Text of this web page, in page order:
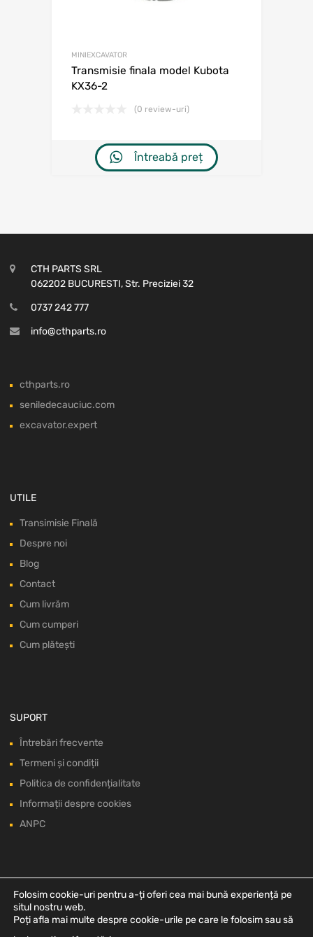
MINIEXCAVATOR
Transmisie finala model Kubota
KX36-2
(0 review-uri)
Întreabă preț
CTH PARTS SRL
062202 BUCURESTI, Str. Preciziei 32
0737 242 777
info@cthparts.ro
cthparts.ro
seniledecauciuc.com
excavator.expert
UTILE
Transimisie Finală
Despre noi
Blog
Contact
Cum livrăm
Cum cumperi
Cum plătești
SUPORT
Întrebări frecvente
Termeni și condiții
Politica de confidențialitate
Informații despre cookies
ANPC
Folosim cookie-uri pentru a-ți oferi cea mai bună experiență pe
situl nostru web.
Poți afla mai multe despre cookie-urile pe care le folosim sau să